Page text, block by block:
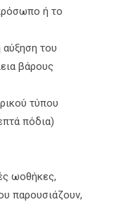
ή το
αύξηση του
βάρους
τύπου
πόδια)
ωοθήκες,
παρουσιάζουν,